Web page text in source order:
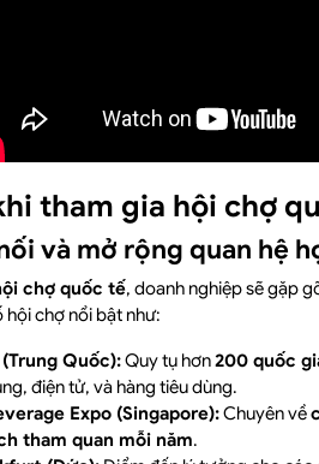
tham gia hội chợ
và mở rộng quan hệ
chợ quốc tế, doanh nghiệp sẽ gặp
hội chợ nổi bật như:
Quốc):Quy tụ hơn200 quốc
điện tử, và hàng tiêu dùng.
Expo (Singapore):Chuyên về
tham quan mỗi năm.